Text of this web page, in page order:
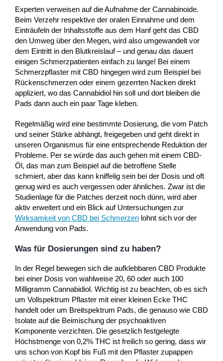
Experten verweisen auf die Aufnahme der Cannabinoide.
Beim Verzehr respektive der oralen Einnahme und dem
Einträufeln der Inhaltsstoffe aus dem Hanf geht das CBD
den Umweg über den Megen, wird also umgewandelt vor
dem Eintritt in den Blutkreislauf – und genau das dauert
einigen Schmerzpatienten einfach zu lange! Bei einem
Schmerzpflaster mit CBD hingegen wird zum Beispiel bei
Rückenschmerzen oder einem gezerrten Nacken direkt
appliziert, wo das Cannabidiol hin soll und dort bleiben die
Pads dann auch ein paar Tage kleben.
Regelmäßig wird eine bestimmte Dosierung, die vom Patch
und seiner Stärke abhängt, freigegeben und geht direkt in
unseren Organismus für eine entsprechende Reduktion der
Probleme. Per se würde das auch gehen mit einem CBD-
Öl, das man zum Beispiel auf die betroffene Stelle
schmiert, aber das kann kniffelig sein bei der Dosis und oft
genug wird es auch vergessen oder ähnliches. Zwar ist die
Studienlage für die Patches derzeit noch dünn, wird aber
aktiv erweitert und ein Blick auf Untersuchungen zur
Wirksamkeit von CBD bei Schmerzen lohnt sich vor der
Anwendung von Pads.
Was für Dosierungen sind zu haben?
In der Regel bewegen sich die aufklebbaren CBD Produkte
bei einer Dosis von wahlweise 20, 60 oder auch 100
Milligramm Cannabidiol. Wichtig ist zu beachten, ob es sich
um Vollspektrum Pflaster mit einer kleinen Ecke THC
handelt oder um Breitspektrum Pads, die genauso wie CBD
Isolate auf die Beimischung der psychoaktiven
Komponente verzichten. Die gesetzlich festgelegte
Höchstmenge von 0,2% THC ist freilich so gering, dass wir
uns schon von Kopf bis Fuß mit den Pflaster zupappen